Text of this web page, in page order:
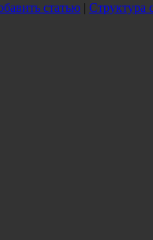
статью | Структура